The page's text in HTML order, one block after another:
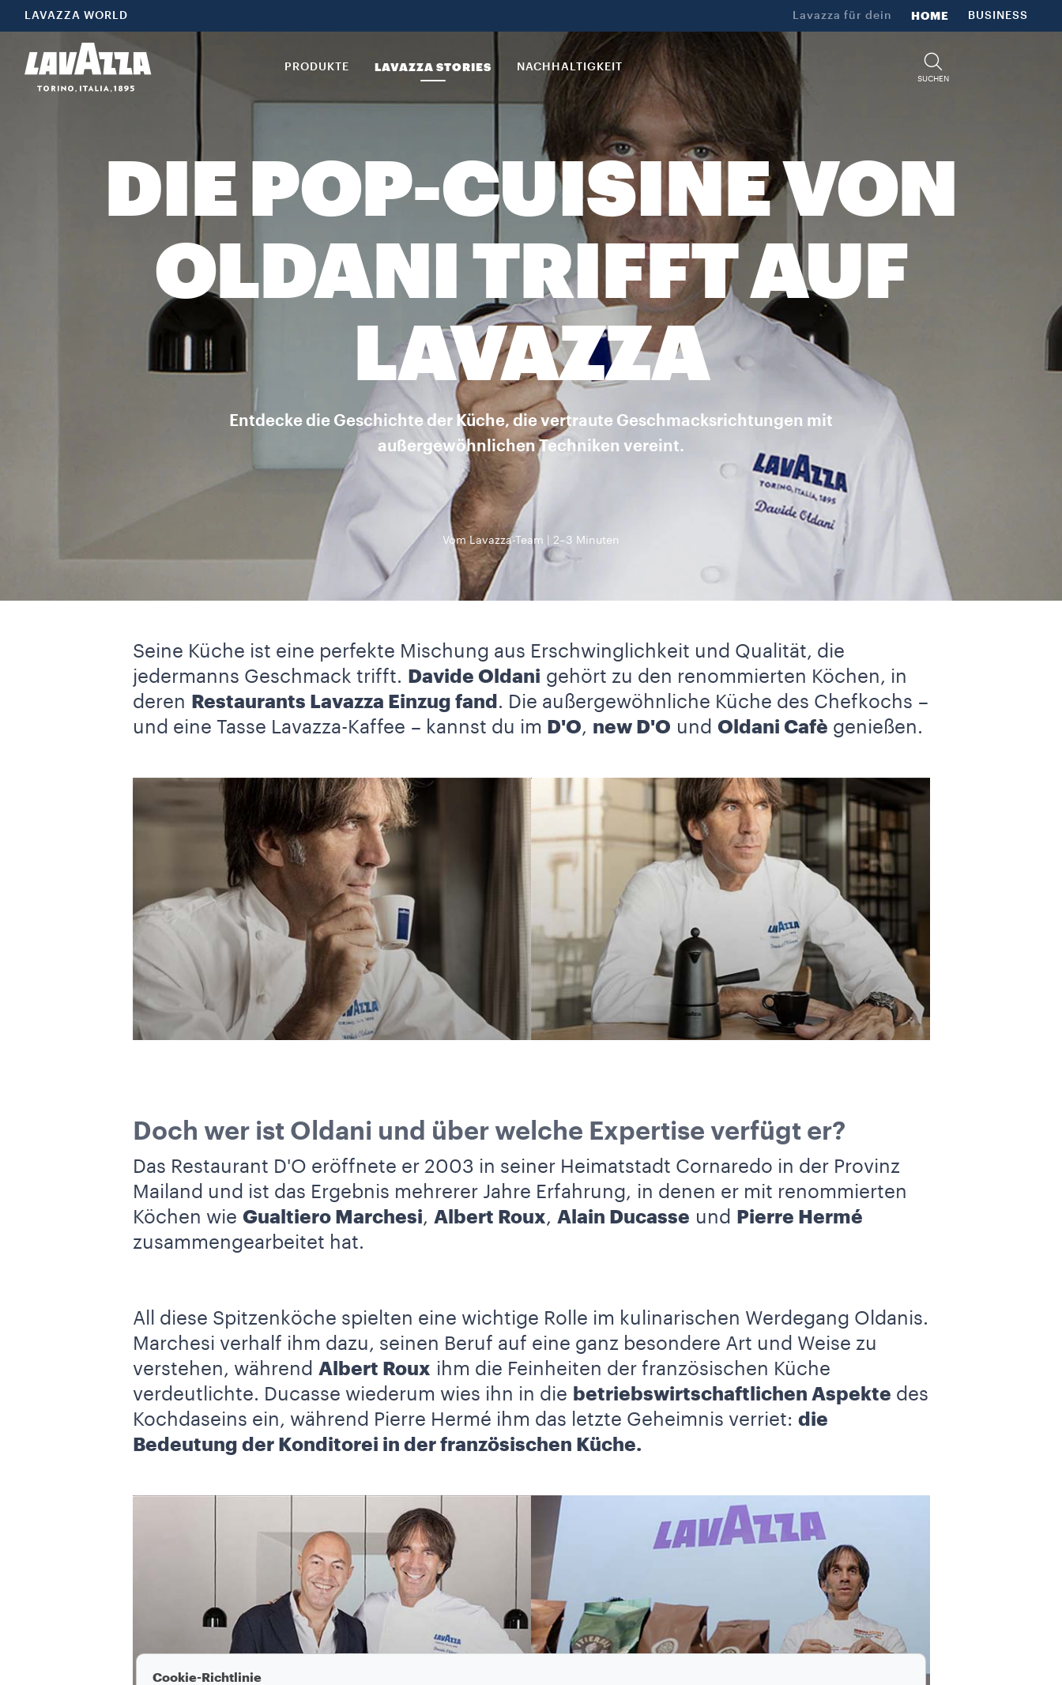
LAVAZZA WORLD Lavazza für dein​ HOME BUSINESS
PRODUKTE LAVAZZA STORIES NACHHALTIGKEIT
SUCHEN
DIE POP-CUISINE VON
OLDANI TRIFFT AUF
LAVAZZA
Entdecke die Geschichte der Küche, die vertraute Geschmacksrichtungen mit
außergewöhnlichen Techniken vereint.
Vom Lavazza-Team 2–3 Minuten
Seine Küche ist eine perfekte Mischung aus Erschwinglichkeit und Qualität, die
jedermanns Geschmack trifft.
Davide Oldani gehört zu den renommierten Köchen, in
deren
Restaurants Lavazza Einzug fand . Die außergewöhnliche Küche des Chefkochs –
und eine Tasse Lavazza-Kaffee – kannst du im D'O, new D'O und Oldani Cafè genießen.
Doch wer ist Oldani und über welche Expertise verfügt er?
Das Restaurant D'O eröffnete er 2003 in seiner Heimatstadt Cornaredo in der Provinz
Mailand und ist das Ergebnis mehrerer Jahre Erfahrung, in denen er mit renommierten
Köchen wie Gualtiero Marchesi, Albert Roux, Alain Ducasse und
Pierre Hermé
zusammengearbeitet hat.
All diese Spitzenköche spielten eine wichtige Rolle im kulinarischen Werdegang Oldanis.
Marchesi verhalf ihm dazu, seinen Beruf auf eine ganz besondere Art und Weise zu
verstehen, während Albert Roux ihm die Feinheiten der französischen Küche
verdeutlichte. Ducasse wiederum wies ihn in die betriebswirtschaftlichen Aspekte des
Kochdaseins ein, während Pierre Hermé ihm das letzte Geheimnis verriet: die
Bedeutung der Konditorei in der französischen Küche.
Cookie-Richtlinie